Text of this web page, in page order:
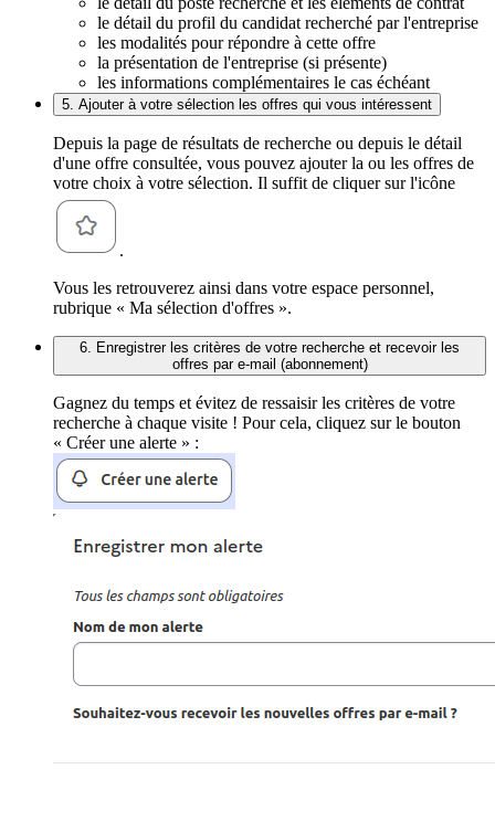
le détail du profil du candidat recherché par l'entreprise
les modalités pour répondre à cette offre
la présentation de l'entreprise (si présente)
les informations complémentaires le cas échéant
5. Ajouter à votre sélection les offres qui vous intéressent
Depuis la page de résultats de recherche ou depuis le détail
d'une offre consultée, vous pouvez ajouter la ou les offres de
votre choix à votre sélection. Il suffit de cliquer sur l'icône
.
Vous les retrouverez ainsi dans votre espace personnel,
rubrique « Ma sélection d'offres ».
6. Enregistrer les critères de votre recherche et recevoir les
offres par e-mail (abonnement)
Gagnez du temps et évitez de ressaisir les critères de votre
recherche à chaque visite ! Pour cela, cliquez sur le bouton
« Créer une alerte » :